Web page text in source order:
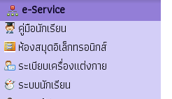
e-Service
คู่มือนักเรียน
ห้องสมุดอิเล็กทรอนิกส์
ระเบียบเครื่องแต่งกาย
ระบบนักเรียน